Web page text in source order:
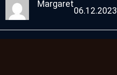
Margaret
06.12.2023